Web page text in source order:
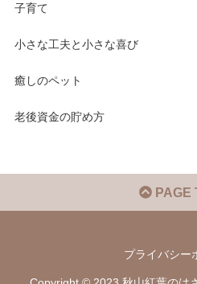
子育て
小さな工夫と小さな喜び
癒しのペット
老後資金の貯め方
PAGE
プライバシー